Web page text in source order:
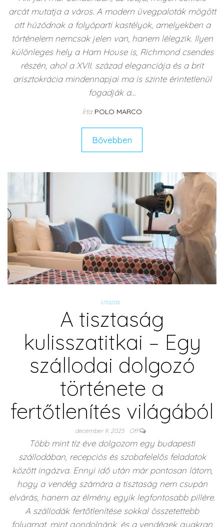
arcát mutatja a város. A modern üvegpaloták mögött
ott húzódnak a folyóparti kastélyok, amelyekben a
történelem nemcsak jelen van, hanem lélegzik. Ilyen
különleges hely a Ham House is, Richmond csendes
részén, ahol a XVII. század eleganciája és a brit
arisztokrácia mindennapjai ma is szinte érintetlenül
fogadják a…
Írta POLO MARCO
Bővebben
Utazás
A tisztaság
kulisszatitkai – Egy
szállodai dolgozó
története a
fertőtlenítés világából
december 9, 2025 Off
Több mint tíz éve dolgozom egy budapesti
szállodában, recepciós és szobafelelős feladatok
között ingázva. Ennyi idő után már pontosan látom,
hogy a vendég számára a tisztaság nem csupán
elvárás, hanem az élmény egyik legfontosabb pillére.
A szállodák fertőtlenítése sokkal összetettebb
folyamat, mint gondolnánk, és a vendégek gyakran